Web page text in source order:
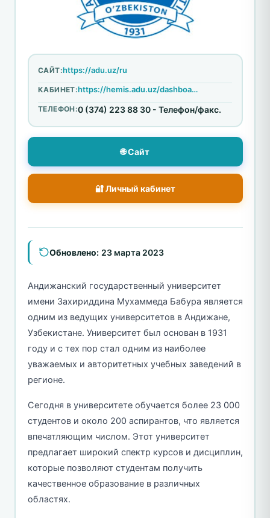
САЙТ:https://adu.uz/ru
КАБИНЕТ: https://hemis.adu.uz/dashboard/login
ТЕЛЕФОН:0 (374) 223 88 30 - Телефон/факс.
🌐 Сайт
🔐 Личный кабинет
Обновлено: 23 марта 2023
Андижанский государственный университет
имени Захириддина Мухаммеда Бабура является
одним из ведущих университетов в Андижане,
Узбекистане. Университет был основан в 1931
году и с тех пор стал одним из наиболее
уважаемых и авторитетных учебных заведений в
регионе.
Сегодня в университете обучается более 23 000
студентов и около 200 аспирантов, что является
впечатляющим числом. Этот университет
предлагает широкий спектр курсов и дисциплин,
которые позволяют студентам получить
качественное образование в различных
областях.